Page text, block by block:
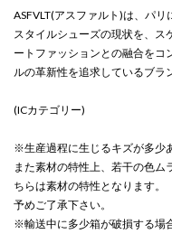
ASFVLT(アスファルト)は、パ
スタイルシューズの現状を、ス
ートファッションとの融合をコ
ルの革新性を追求しているブラ
(ICカテゴリー)
※生産過程に生じるキズが多少
また素材の特性上、若干の色ム
ちらは素材の特性となります。
予めご了承下さい。
※輸送中に多少箱が破損する場